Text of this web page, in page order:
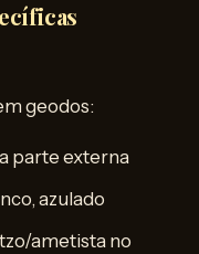
geodos:
parte externa
azulado
ametista no